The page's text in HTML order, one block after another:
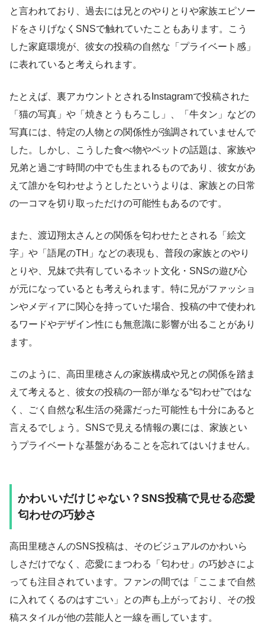
と言われており、過去には兄とのやりとりや家族エピソー
ドをさりげなくSNSで触れていたこともあります。こう
した家庭環境が、彼女の投稿の自然な「プライベート感」
に表れていると考えられます。
たとえば、裏アカウントとされるInstagramで投稿された
「猫の写真」や「焼きとうもろこし」、「牛タン」などの
写真には、特定の人物との関係性が強調されていませんで
した。しかし、こうした食べ物やペットの話題は、家族や
兄弟と過ごす時間の中でも生まれるものであり、彼女があ
えて誰かを匂わせようとしたというよりは、家族との日常
の一コマを切り取っただけの可能性もあるのです。
また、渡辺翔太さんとの関係を匂わせたとされる「絵文
字」や「語尾のTH」などの表現も、普段の家族とのやり
とりや、兄妹で共有しているネット文化・SNSの遊び心
が元になっているとも考えられます。特に兄がファッショ
ンやメディアに関心を持っていた場合、投稿の中で使われ
るワードやデザイン性にも無意識に影響が出ることがあり
ます。
このように、高田里穂さんの家族構成や兄との関係を踏ま
えて考えると、彼女の投稿の一部が単なる“匂わせ”ではな
く、ごく自然な私生活の発露だった可能性も十分にあると
言えるでしょう。SNSで見える情報の裏には、家族とい
うプライベートな基盤があることを忘れてはいけません。
かわいいだけじゃない？SNS投稿で見せる恋愛
匂わせの巧妙さ
高田里穂さんのSNS投稿は、そのビジュアルのかわいら
しさだけでなく、恋愛にまつわる「匂わせ」の巧妙さによ
っても注目されています。ファンの間では「ここまで自然
に入れてくるのはすごい」との声も上がっており、その投
稿スタイルが他の芸能人と一線を画しています。